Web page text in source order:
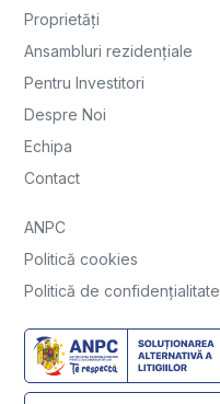
Proprietăți
Ansambluri rezidențiale
Pentru Investitori
Despre Noi
Echipa
Contact
ANPC
Politică cookies
Politică de confidențialitate